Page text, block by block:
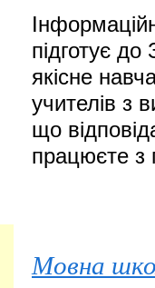
підготує
якісне
учителів з
що
працюєте з
Мовна